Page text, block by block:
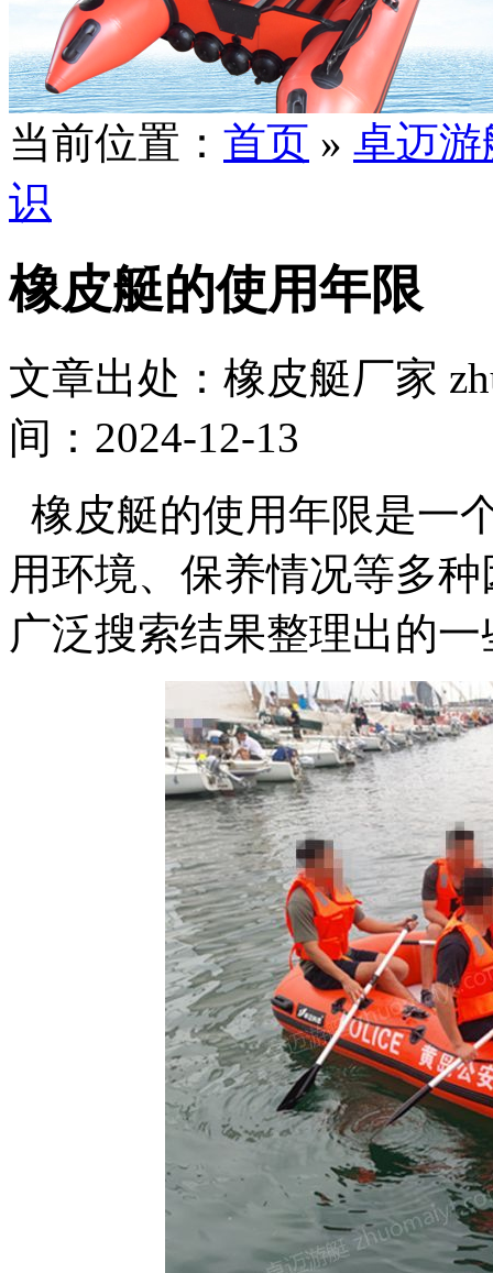
当前位置： 首页 » 卓迈
识
橡皮艇的使用年限
文章出处：橡皮艇厂家
间：2024-12-13
橡皮艇的使用年限是一
用环境、保养情况等多
广泛搜索结果整理出的